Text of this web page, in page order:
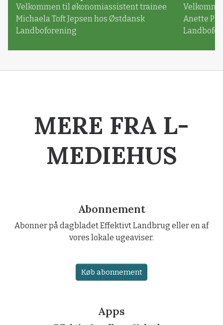
Velkommen til økonomiassistent trainee
Michaela Toft Jepsen hos Østdansk
Landboforening
Anette
MERE FRA L-
MEDIEHUS
Abonnement
Abonner på dagbladet Effektivt Landbrug eller en af
vores lokale ugeaviser.
Køb abonnement
Apps